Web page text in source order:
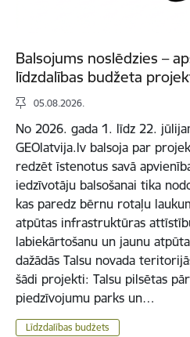
Balsojums noslēdzies –
līdzdalības budžeta
05.08.2026.
No 2026. gada 1. līdz 22.
GEOlatvija.lv balsoja par
redzēt īstenotus savā
iedzīvotāju balsošanai tika
kas paredz bērnu rotaļu
atpūtas infrastruktūras
labiekārtošanu un jaunu
dažādās Talsu novada
šādi projekti: Talsu pilsētas
piedzīvojumu parks un…
Līdzdalības budžets